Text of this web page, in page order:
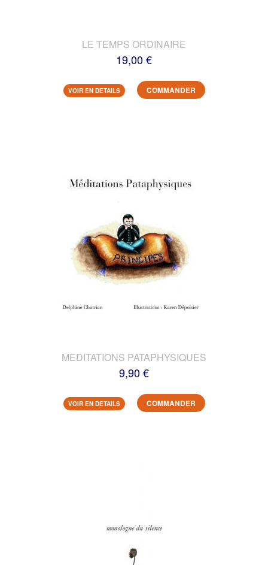
LE TEMPS ORDINAIRE
19,00 €
VOIR EN DETAILS COMMANDER
MEDITATIONS PATAPHYSIQUES
9,90 €
VOIR EN DETAILS COMMANDER